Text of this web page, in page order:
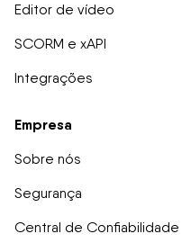
Editor de vídeo
SCORM e xAPI
Integrações
Empresa
Sobre nós
Segurança
Central de Confiabilidade